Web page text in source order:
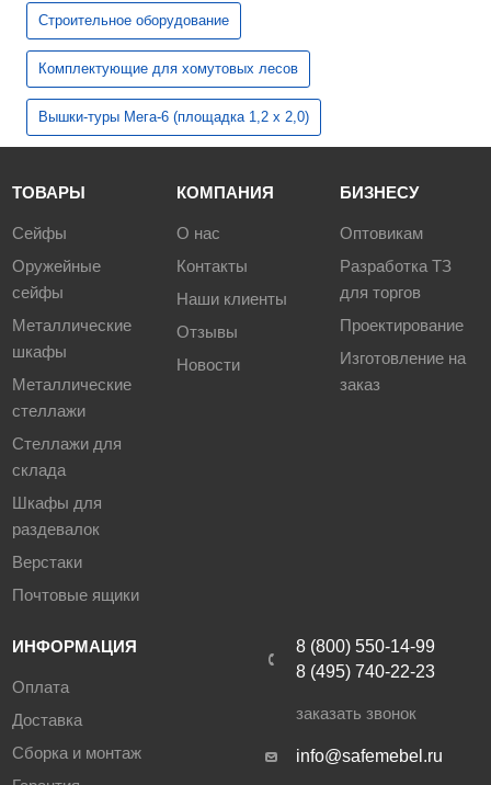
Строительное оборудование
Комплектующие для хомутовых лесов
Вышки-туры Мега-6 (площадка 1,2 х 2,0)
ТОВАРЫ
Сейфы
Оружейные
сейфы
Металлические
шкафы
Металлические
стеллажи
Стеллажи для
склада
Шкафы для
раздевалок
Верстаки
Почтовые ящики
КОМПАНИЯ
О нас
Контакты
Наши клиенты
Отзывы
Новости
БИЗНЕСУ
Оптовикам
Разработка ТЗ
для торгов
Проектирование
Изготовление на
заказ
ИНФОРМАЦИЯ
Оплата
Доставка
Сборка и монтаж
8 (800) 550-14-99
8 (495) 740-22-23
заказать звонок
info@safemebel.ru